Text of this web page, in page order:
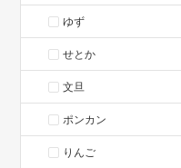
ゆず
せとか
文旦
ポンカン
りんご